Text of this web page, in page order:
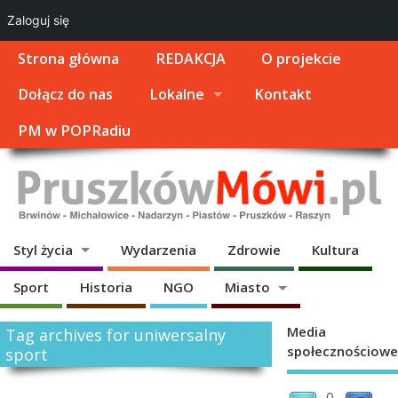
Strona główna REDAKCJA
O projekcie
Dołącz do nas
Lokalne
Kontakt
PM w POPRadiu
Styl życia Wydarzenia Zdrowie Kultura
Sport Historia NGO Miasto
Tag archives for uniwersalny
sport
Media
społecznościowe
Zaloguj się